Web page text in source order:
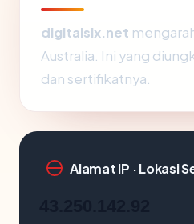
digitalsix.net
Australia. Ini yang
dan sertifikatnya.
Alamat IP · Lokasi